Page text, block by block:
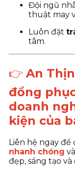
Đội ngũ
thuật may
Luôn đặt
tâm.
👉 An
đồng
doanh
kiện của
Liên hệ ngay để
nhanh chóng
đẹp, sáng tạo